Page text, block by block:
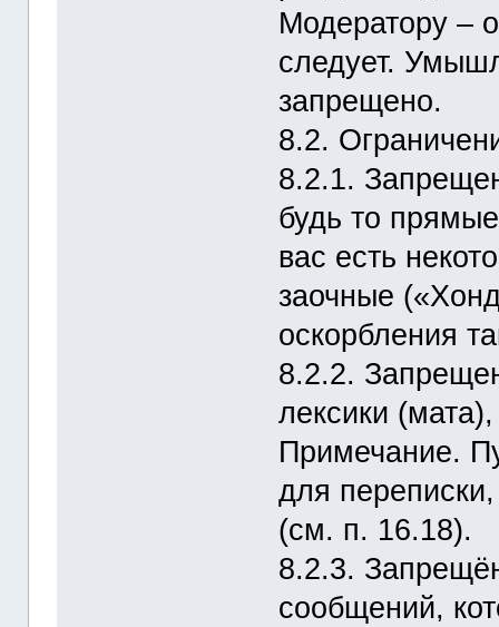
Модератору –
следует.
запрещено.
8.2.
8.2.1.
будь то
вас есть
заочные
оскорбления
8.2.2.
лексики
Примечание.
для
(см. п. 16.18).
8.2.3.
сообщений,